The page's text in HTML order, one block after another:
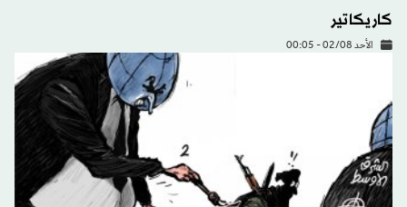
كاريكاتير
الأحد 02/08 - 00:05